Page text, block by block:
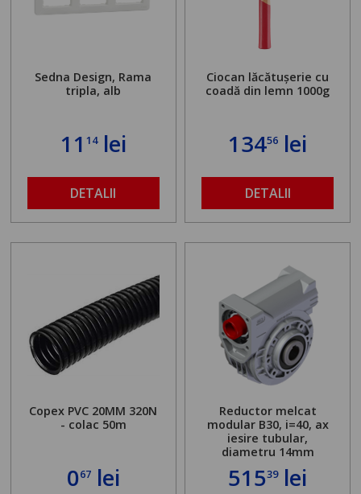
Sedna Design, Rama
tripla, alb
11 14lei
DETALII
Ciocan lăcătușerie cu
coadă din lemn 1000g
13456 lei
DETALII
Copex PVC 20MM 320N
- colac 50m
067lei
Reductor melcat
modular B30, i=40, ax
iesire tubular,
diametru 14mm
51539lei